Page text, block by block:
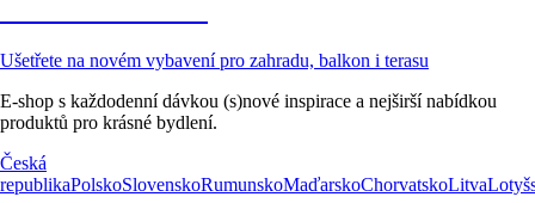
Ušetřete na novém vybavení pro zahradu, balkon i terasu
E-shop s každodenní dávkou (s)nové inspirace a nejširší nabídkou
produktů pro krásné bydlení.
Česká
republikaPolskoSlovenskoRumunskoMaďarskoChorvatskoLitva